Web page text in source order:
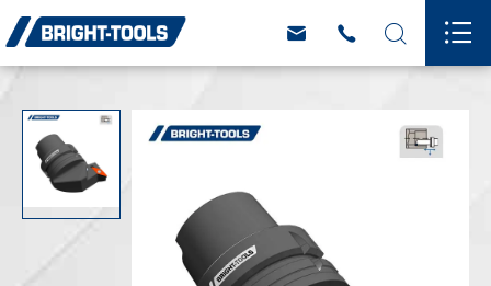
   